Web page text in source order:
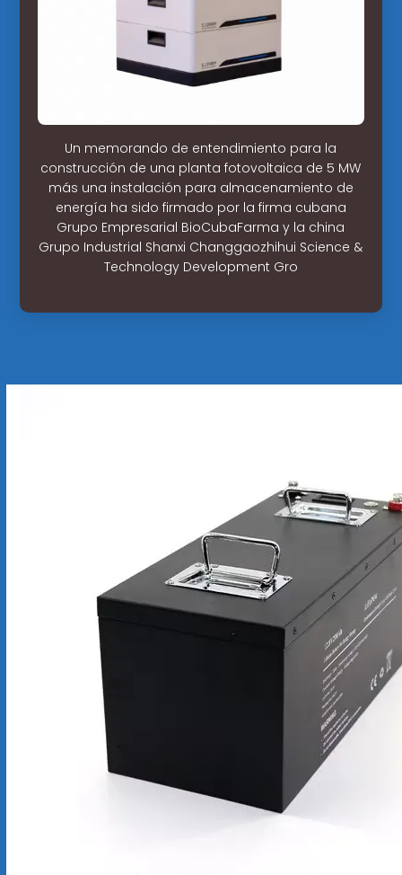
Un memorando de entendimiento para la
construcción de una planta fotovoltaica de 5 MW
más una instalación para almacenamiento de
energía ha sido firmado por la firma cubana
Grupo Empresarial BioCubaFarma y la china
Grupo Industrial Shanxi Changgaozhihui Science &
Technology Development Gro